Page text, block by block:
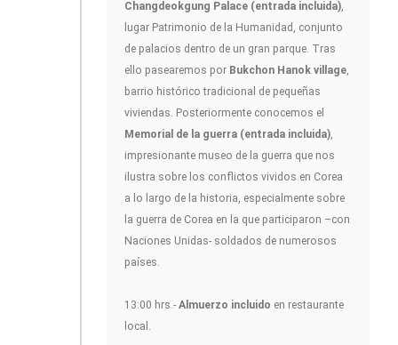
Changdeokgung Palace (entrada incluida),
lugar Patrimonio de la Humanidad, conjunto
de palacios dentro de un gran parque. Tras
ello pasearemos por Bukchon Hanok village,
barrio histórico tradicional de pequeñas
viviendas. Posteriormente conocemos el
Memorial de la guerra (entrada incluida),
impresionante museo de la guerra que nos
ilustra sobre los conflictos vividos en Corea
a lo largo de la historia, especialmente sobre
la guerra de Corea en la que participaron –con
Naciones Unidas- soldados de numerosos
países.
13:00 hrs.- Almuerzo incluido en restaurante
local.